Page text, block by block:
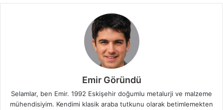
Emir Göründü
Selamlar, ben Emir. 1992 Eskişehir doğumlu metalurji ve malzeme
mühendisiyim. Kendimi klasik araba tutkunu olarak betimlemekten